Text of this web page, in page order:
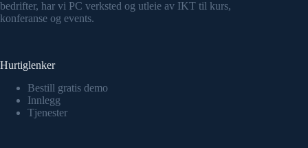
bedrifter, har vi PC verksted og utleie av IKT til kurs,
konferanse og events.
Hurtiglenker
Bestill gratis demo
Innlegg
Tjenester